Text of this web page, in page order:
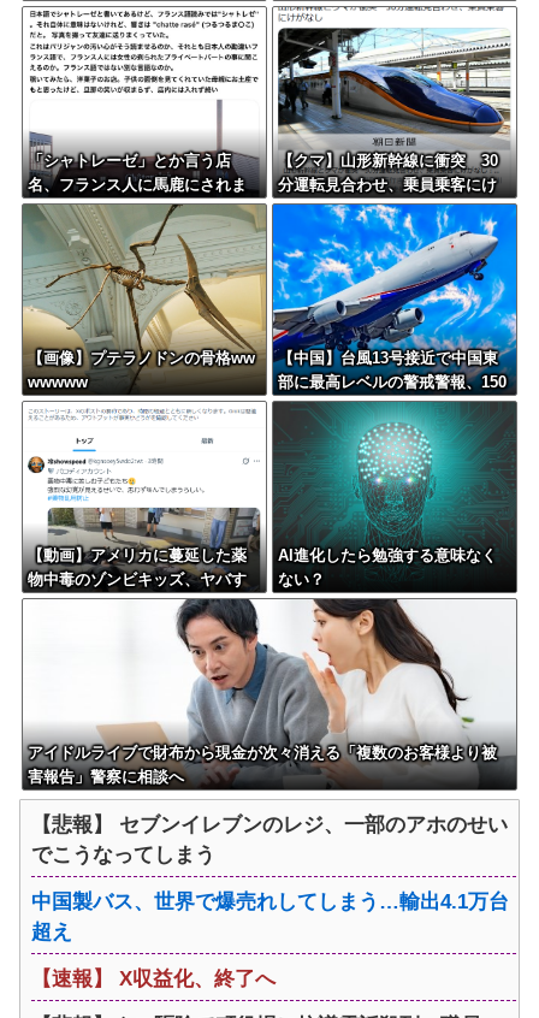
経験則で使われるテクノロジー
とかあるのが面白いよな
べきお立場ではないでしょう
か」
「シャトレーゼ」とか言う店
名、フランス人に馬鹿にされま
くる
【クマ】山形新幹線に衝突 30
分運転見合わせ、乗員乗客にけ
がなし
【画像】プテラノドンの骨格ww
wwwww
【中国】台風13号接近で中国東
部に最高レベルの警戒警報、150
0便以上が欠航
【動画】アメリカに蔓延した薬
物中毒のゾンビキッズ、ヤバす
ぎる…
AI進化したら勉強する意味なく
ない？
アイドルライブで財布から現金が次々消える「複数のお客様より被
害報告」警察に相談へ
【悲報】 セブンイレブンのレジ、一部のアホのせい
でこうなってしまう
中国製バス、世界で爆売れしてしまう…輸出4.1万台
超え
【速報】 X収益化、終了へ